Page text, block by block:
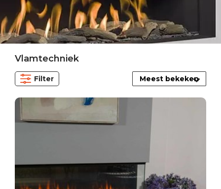
Vlamtechniek
Filter